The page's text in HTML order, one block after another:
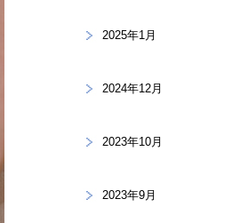
2025年1月
2024年12月
2023年10月
2023年9月